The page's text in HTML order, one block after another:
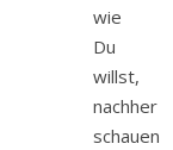
wie
Du
willst,
nachher
schauen